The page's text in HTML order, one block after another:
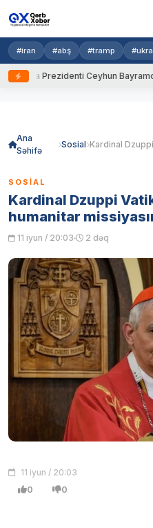
#iran #abş #tramp
Prezidenti Ceyhun Bayramovu
Ana
Səhifə
Sosial
SOSIAL
Kardinal Dzuppi
humanitar
11 iyun / 20:03 2 dəq
11 iyun / 20:03
0 0